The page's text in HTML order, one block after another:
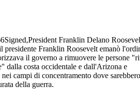
Franklin Delano
presidente Franklin Roosevelt emanò
il governo a rimuovere le persone
dalla costa occidentale e dall'Arizona e
campi di concentramento dove sarebbero
della guerra.